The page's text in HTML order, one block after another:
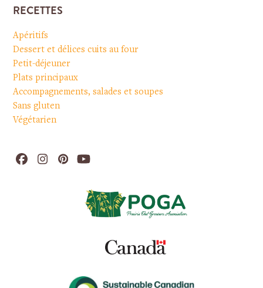
RECETTES
Apéritifs
Dessert et délices cuits au four
Petit-déjeuner
Plats principaux
Accompagnements, salades et soupes
Sans gluten
Végétarien
Facebook
Instagram
PinterestYouTube